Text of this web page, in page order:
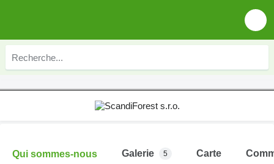
Qui sommes-nous Galerie 5 Carte